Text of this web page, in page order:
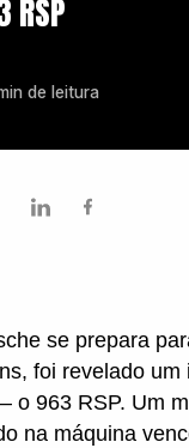
RSP
de leitura
se prepara
foi revelado um
o 963 RSP. Um
na máquina